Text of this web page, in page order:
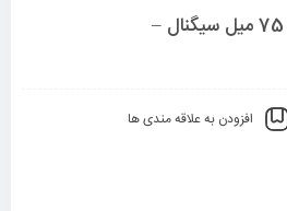
خمیردندان بیکینگ سودا 75 میل سیگنال –
افزودن به علاقه مندی ها